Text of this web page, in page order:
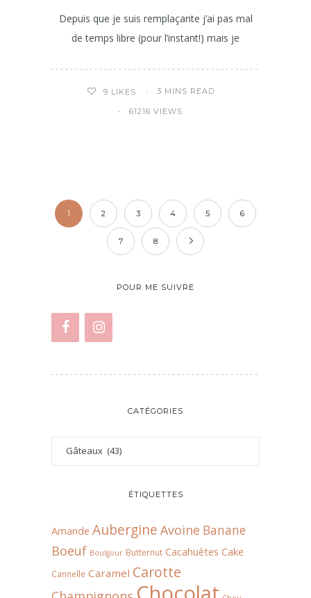
Depuis que je suis remplaçante j’ai pas mal
de temps libre (pour l’instant!) mais je
9 LIKES 3 MINS READ
61216 VIEWS
1 2 3 4 5 6
7 8
POUR ME SUIVRE
CATÉGORIES
ÉTIQUETTES
Amande Aubergine Avoine Banane
Boeuf Boulgour Butternut Cacahuètes Cake
Cannelle Caramel Carotte